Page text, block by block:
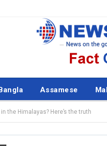
Assamese
the Himalayas? Here’s the truth